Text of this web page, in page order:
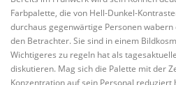
Farbpalette, die von Hell-Dunkel-
durchaus gegenwärtige Personen
den Betrachter. Sie sind in einem
Wichtigeres zu regeln hat als
diskutieren. Mag sich die Palette mit der
Konzentration auf sein Personal reduziert